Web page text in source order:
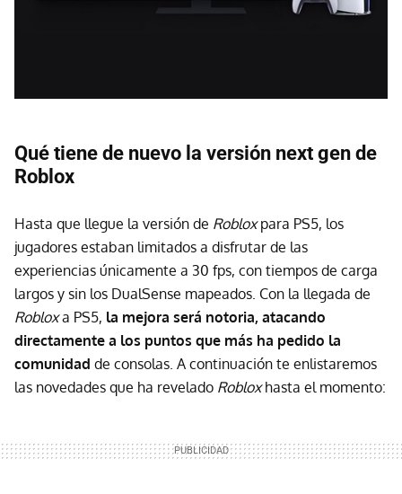
Qué tiene de nuevo la versión next gen de
Roblox
Hasta que llegue la versión de Robloxpara PS5, los
jugadores estaban limitados a disfrutar de las
experiencias únicamente a 30 fps, con tiempos de carga
largos y sin los DualSense mapeados. Con la llegada de
Robloxa PS5, la mejora será notoria, atacando
directamente a los puntos que más ha pedido la
comunidad de consolas. A continuación te enlistaremos
las novedades que ha revelado Robloxhasta el momento: